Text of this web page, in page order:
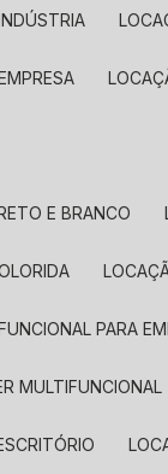
E BRANCO
PARA
MULTIFUNCIONAL